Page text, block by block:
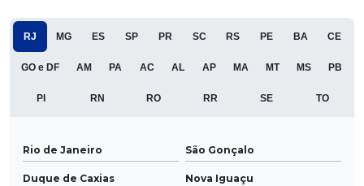
RJ MG ES SP PR SC RS PE BA CE
GO e DF AM PA AC AL AP MA MT MS PB
PI RN RO RR SE TO
Rio de Janeiro São Gonçalo
Duque de Caxias Nova Iguaçu